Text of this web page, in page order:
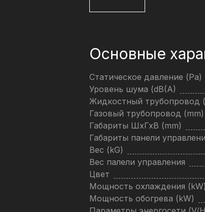
Основные
Статическое давление (Pa)
Уровень шума (dB(A)
Жидкостный трубопровод
Газовый трубопровод (mm)
Габариты ШхГхВ (mm)
Габариты панели
Вес (kG)
Вес палели управления
Цвет
Мощность охлаждения (kW)
Мощность обогрева (kW)